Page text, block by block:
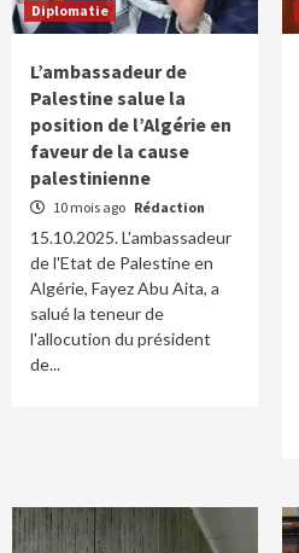
Diplomatie
L’ambassadeur de
Palestine salue la
position de l’Algérie en
faveur de la cause
palestinienne
10 mois ago Rédaction
15.10.2025. L'ambassadeur
de l'Etat de Palestine en
Algérie, Fayez Abu Aita, a
salué la teneur de
l'allocution du président
de...